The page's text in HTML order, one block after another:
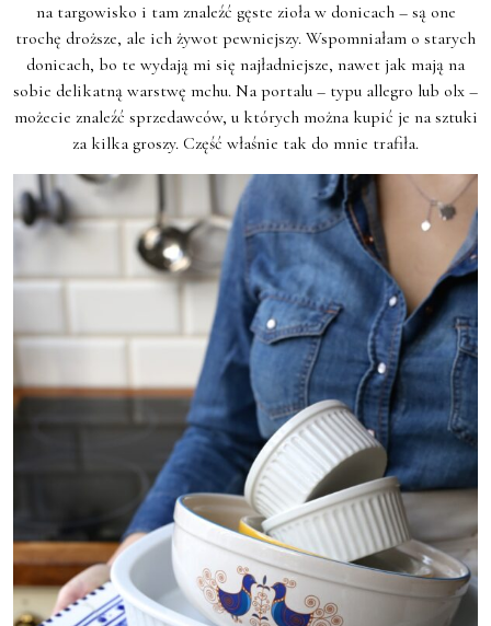
na targowisko i tam znaleźć gęste zioła w donicach – są one
trochę droższe, ale ich żywot pewniejszy. Wspomniałam o starych
donicach, bo te wydają mi się najładniejsze, nawet jak mają na
sobie delikatną warstwę mchu. Na portalu – typu allegro lub olx –
możecie znaleźć sprzedawców, u których można kupić je na sztuki
za kilka groszy. Część właśnie tak do mnie trafiła.